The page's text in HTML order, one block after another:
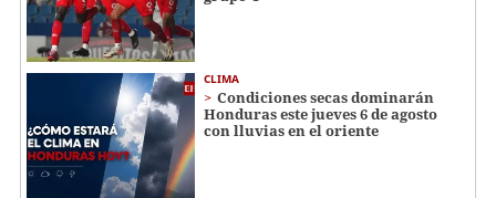
CLIMA
Condiciones secas dominarán
Honduras este jueves 6 de agosto
con lluvias en el oriente